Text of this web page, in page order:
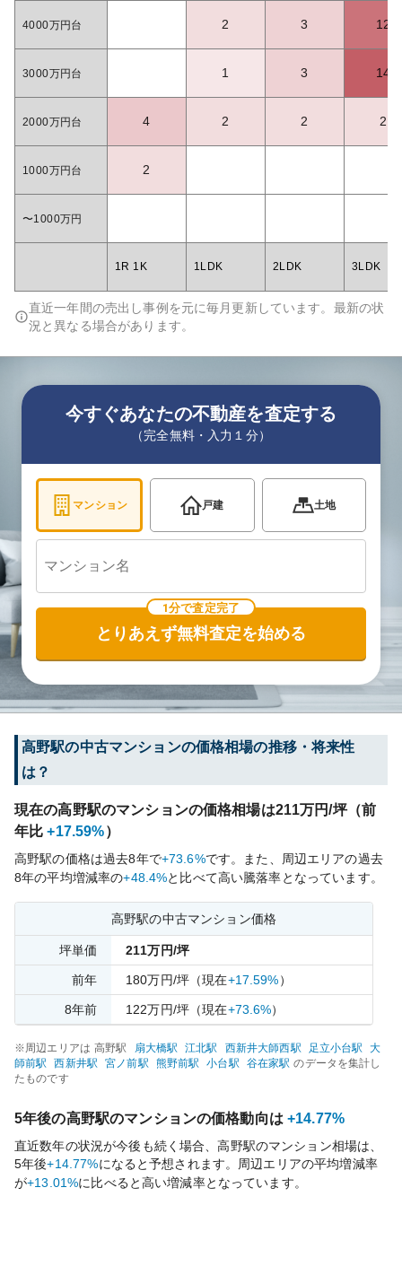
4000万円台 2 3 12
3000万円台 1 3 14
2000万円台 4 2 2 2
1000万円台 2
〜1000万円
1R 1K 1LDK 2LDK 3LDK
直近一年間の売出し事例を元に毎月更新しています。最新の状
況と異なる場合があります。
今すぐあなたの不動産を査定する
（完全無料・入力１分）
マンション 戸建 土地
1分で査定完了
とりあえず無料査定を始める
高野駅の中古マンションの価格相場の推移・将来性
は？
現在の高野駅のマンションの価格相場は211万円/坪（前
年比 +17.59%）
高野駅の価格は過去8年で+73.6%です。
また、周辺エリアの過去
8年の平均増減率の+48.4%と比べて高い騰落率となっています。
高野駅の中古マンション価格
坪単価 211万円/坪
前年 180万円/坪 （現在+17.59%）
8年前 122万円/坪 （現在+73.6%）
※周辺エリアは 高野駅 扇大橋駅 江北駅 西新井大師西駅 足立小台駅
大
師前駅 西新井駅 宮ノ前駅 熊野前駅 小台駅 谷在家駅 のデータを集計し
たものです
5年後の高野駅のマンションの価格動向は +14.77%
直近数年の状況が今後も続く場合、高野駅のマンション相場は、
5年後+14.77%になると予想されます。周辺エリアの平均増減率
が+13.01%に比べると高い増減率となっています。